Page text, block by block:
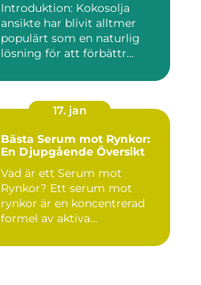
Introduktion: Kokosolja
ansikte har blivit alltmer
populärt som en naturlig
lösning för att förbättr...
17. jan
Bästa Serum mot Rynkor:
En Djupgående Översikt
Vad är ett Serum mot
Rynkor? Ett serum mot
rynkor är en koncentrerad
formel av aktiva